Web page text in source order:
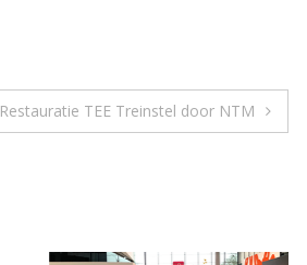
Restauratie TEE Treinstel door NTM